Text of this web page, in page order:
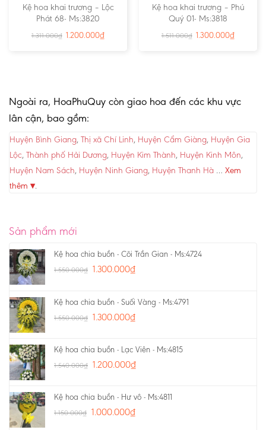
Kệ hoa khai trương – Lộc
Phát 68- Ms:3820
1.311.000₫ 1.200.000₫
Kệ hoa khai trương – Phú
Quý 01- Ms:3818
1.511.000₫ 1.300.000₫
Ngoài ra, HoaPhuQuy còn giao hoa đến các khu vực
lân cận, bao gồm:
Huyện Bình Giang, Thị xã Chí Linh, Huyện Cẩm Giàng, Huyện Gia
Lộc, Thành phố Hải Dương, Huyện Kim Thành, Huyện Kinh Môn,
Huyện Nam Sách, Huyện Ninh Giang, Huyện Thanh Hà … Xem
thêm ▾.
Sản phẩm mới
Kệ hoa chia buồn - Cõi Trần Gian - Ms:4724
1.550.000₫ 1.300.000₫
Kệ hoa chia buồn - Suối Vàng - Ms:4791
1.550.000₫ 1.300.000₫
Kệ hoa chia buồn - Lạc Viên - Ms:4815
1.540.000₫ 1.200.000₫
Kệ hoa chia buồn - Hư vô - Ms:4811
1.150.000₫ 1.000.000₫